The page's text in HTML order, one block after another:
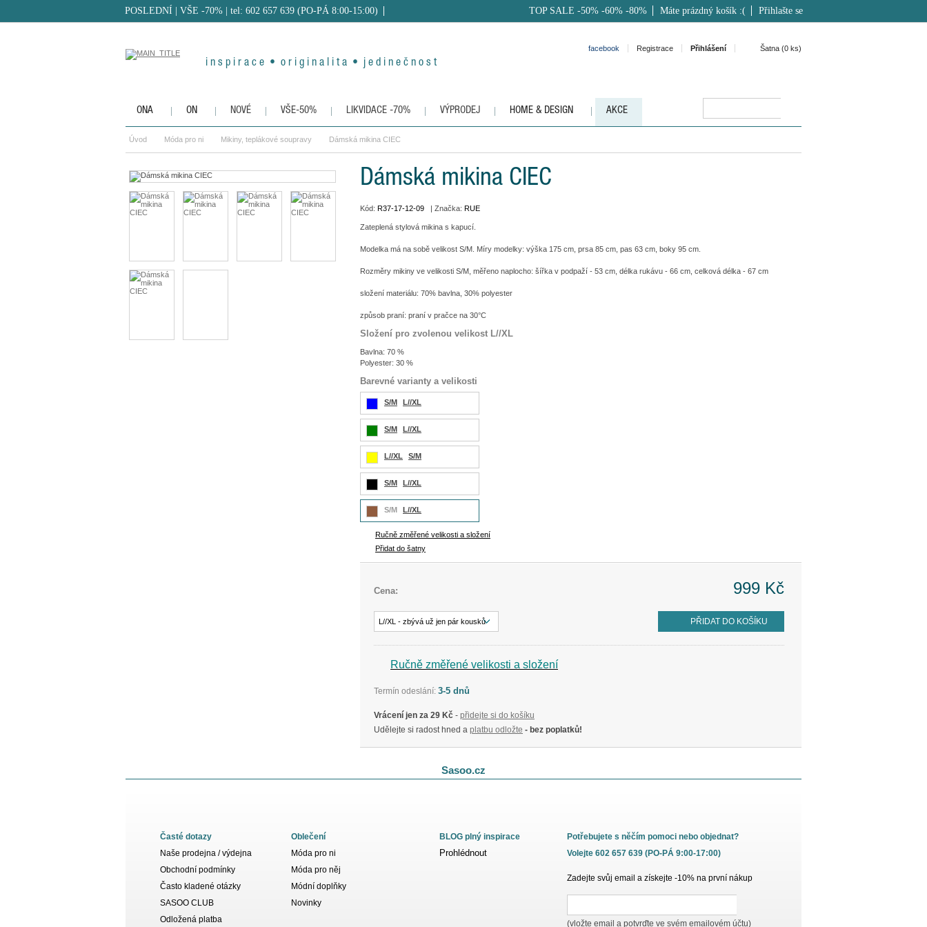
i n s p i r a c e • o r i g i n a l i t a • j e d i n e č n o s t
POSLEDNÍ | VŠE -70%| tel: 602 657 639 (PO-PÁ 8:00-15:00) TOP SALE -50% -60% -80% Máte prázdný košík :( Přihlašte se
facebook Registrace Přihlášení Šatna (0 ks)
ONA ON NOVÉ VŠE-50% LIKVIDACE -70% VÝPRODEJ HOME & DESIGN AKCE
Úvod Móda pro ni Mikiny, teplákové soupravy Dámská mikina CIEC
Dámská mikina CIEC
Kód: R37-17-12-09 | Značka: RUE
Zateplená stylová mikina s kapucí.
Modelka má na sobě velikost S/M. Míry modelky: výška 175 cm, prsa 85 cm, pas 63 cm, boky 95 cm.
Rozměry mikiny ve velikosti S/M, měřeno naplocho: šířka v podpaží - 53 cm, délka rukávu - 66 cm, celková délka - 67 cm
složení materiálu: 70% bavlna, 30% polyester
způsob praní: praní v pračce na 30°C
Složení pro zvolenou velikost L//XL
Bavlna: 70 %
Polyester: 30 %
Barevné varianty a velikosti
S/M L//XL
S/M L//XL
L//XL S/M
S/M L//XL
S/M L//XL
Ručně změřené velikosti a složení
Přidat do šatny
Cena: 999 Kč
L//XL - zbývá už jen pár kousků PŘIDAT DO KOŠÍKU
Ručně změřené velikosti a složení
Termín odeslání: 3-5 dnů
Vrácení jen za 29 Kč - přidejte si do košíku
Udělejte si radost hned a platbu odložte - bez poplatků!
Sasoo.cz
Časté dotazy
Naše prodejna / výdejna
Obchodní podmínky
Často kladené otázky
SASOO CLUB
Odložená platba
Oblečení
Móda pro ni
Móda pro něj
Módní doplňky
Novinky
BLOG plný inspirace
Prohlédnout
Potřebujete s něčím pomoci nebo objednat?
Volejte 602 657 639 (PO-PÁ 9:00-17:00)
Zadejte svůj email a získejte -10% na první nákup
(vložte email a potvrďte ve svém emailovém účtu)